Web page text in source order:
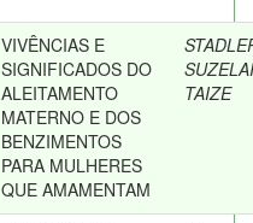
VIVÊNCIAS E
SIGNIFICADOS DO
ALEITAMENTO
MATERNO E DOS
BENZIMENTOS
PARA MULHERES
QUE AMAMENTAM
TAIZE